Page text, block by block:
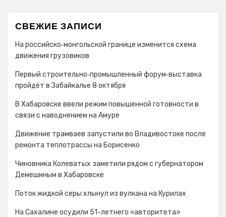
СВЕЖИЕ ЗАПИСИ
На российско‑монгольской границе изменится схема
движения грузовиков
Первый строительно‑промышленный форум‑выставка
пройдёт в Забайкалье 8 октября
В Хабаровске ввели режим повышенной готовности в
связи с наводнением на Амуре
Движение трамваев запустили во Владивостоке после
ремонта теплотрассы на Борисенко
Чиновника Колеватых заметили рядом с губернатором
Демешиным в Хабаровске
Поток жидкой серы хлынул из вулкана на Курилах
На Сахалине осудили 51-летнего «авторитета»